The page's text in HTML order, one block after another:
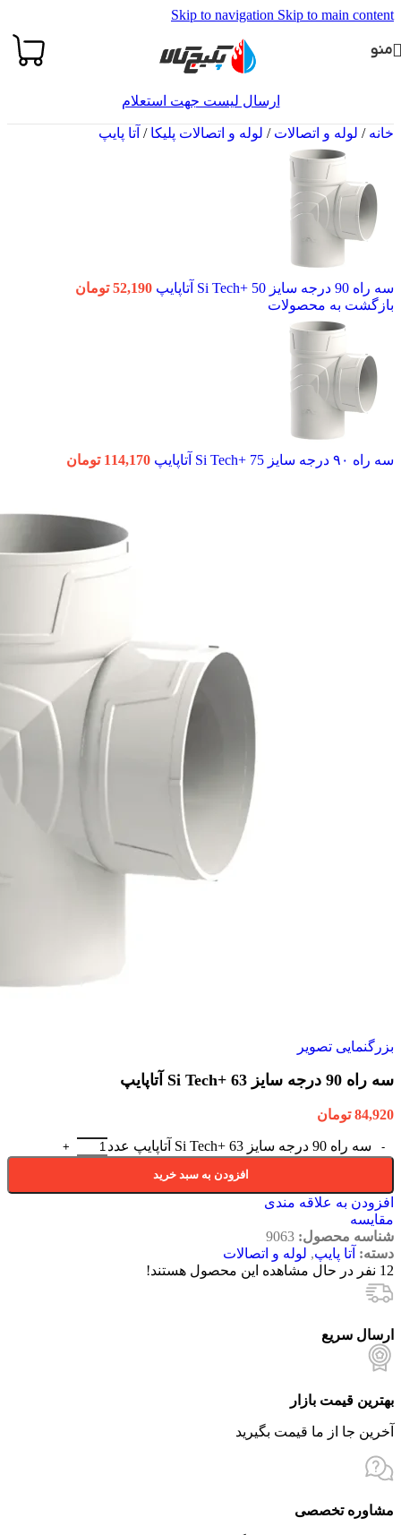
Skip to navigation Skip to main content
منو
ارسال لیست جهت استعلام
خانه/ لوله و اتصالات/ لوله و اتصالات پلیکا/ آتا پایپ
سه راه 90 درجه سایز 50 +Si Tech آتاپایپ 52,190 تومان
بازگشت به محصولات
سه راه ۹۰ درجه سایز 75 +Si Tech آتاپایپ 114,170 تومان
بزرگنمایی تصویر
سه راه 90 درجه سایز 63 +Si Tech آتاپایپ
84,920 تومان
سه راه 90 درجه سایز 63 +Si Tech آتاپایپ عدد
افزودن به سبد خرید
افزودن به علاقه مندی
مقایسه
شناسه محصول: 9063
دسته: آتا پایپ, لوله و اتصالات
12 نفر در حال مشاهده این محصول هستند!
ارسال سریع
بهترین قیمت بازار
آخرین جا از ما قیمت بگیرید
مشاوره تخصصی